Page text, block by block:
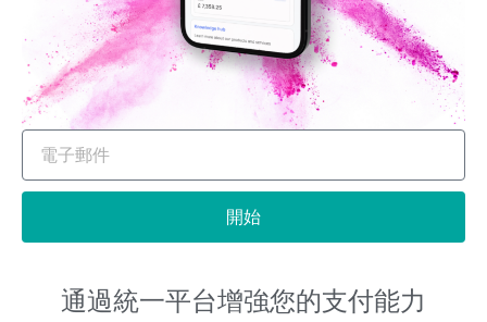
開始
通過統一平台增強您的支付能力